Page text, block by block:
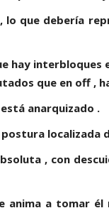
lo que debería
hay interbloques
que en off ,
está anarquizado .
, con
anima a tomar